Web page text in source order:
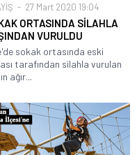
27 Mart 2020 19:04
ORTASINDA SİLAHLA
VURULDU
sokak ortasında eski
tarafından silahla vurulan
ağır...